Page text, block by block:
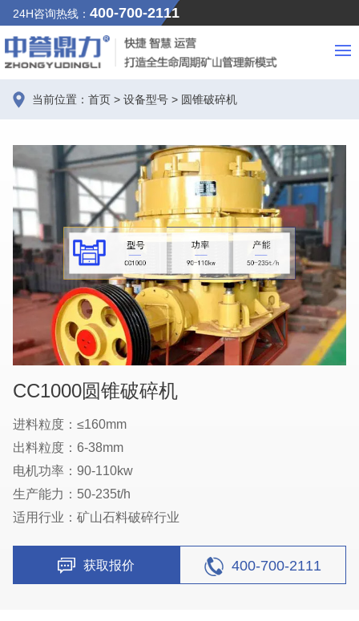
24H咨询热线： 400-700-2111
当前位置： 首页 > 设备型号 > 圆锥破碎机
CC1000圆锥破碎机
进料粒度：≤160mm
出料粒度：6-38mm
电机功率：90-110kw
生产能力：50-235t/h
适用行业：矿山石料破碎行业
获取报价 400-700-2111
湖北省中昇东浩荆门建材时产500-600吨机制砂项目
项目坐标 设计产能